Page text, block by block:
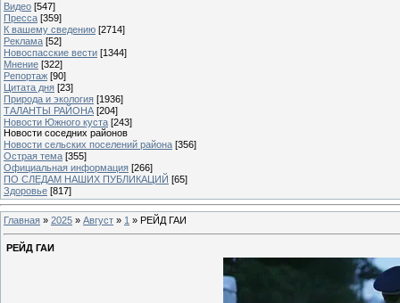
Видео [547]
Пресса [359]
К вашему сведению [2714]
Реклама [52]
Новоспасские вести [1344]
Мнение [322]
Репортаж [90]
Цитата дня [23]
Природа и экология [1936]
ТАЛАНТЫ РАЙОНА [204]
Новости Южного куста [243]
Новости соседних районов
Новости сельских поселений района [356]
Острая тема [355]
Официальная информация [266]
ПО СЛЕДАМ НАШИХ ПУБЛИКАЦИЙ [65]
Здоровье [817]
Главная » 2025 » Август » 1 » РЕЙД ГАИ
РЕЙД ГАИ